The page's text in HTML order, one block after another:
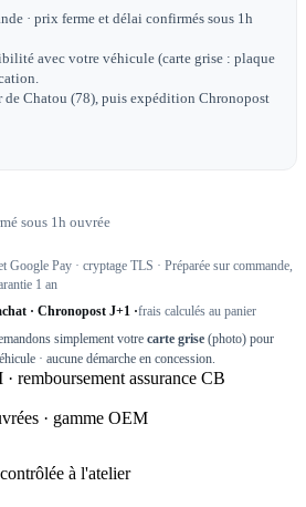
· prix ferme et délai confirmés sous 1h
avec votre véhicule (carte grise : plaque
de Chatou (78), puis expédition Chronopost
sous 1h ouvrée
Google Pay · cryptage TLS · Préparée sur commande,
1 an
· Chronopost J+1 ·frais calculés au panier
simplement votre carte grise (photo) pour
· aucune démarche en concession.
remboursement assurance CB
· gamme OEM
à l'atelier